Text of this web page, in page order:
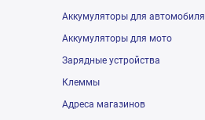
Аккумуляторы для автомобиля
Аккумуляторы для мото
Зарядные устройства
Клеммы
Адреса магазинов